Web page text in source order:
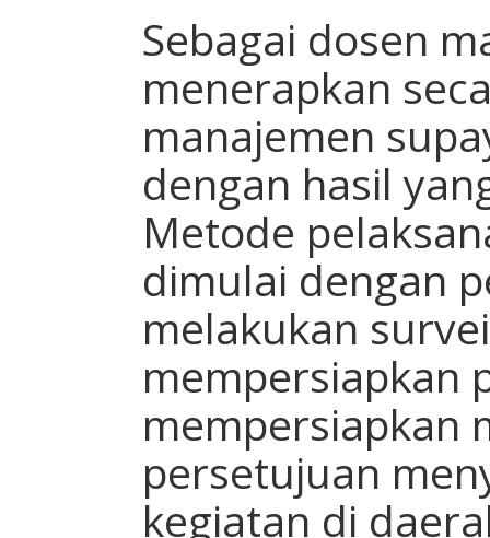
Sebagai dosen
menerapkan
manajemen
dengan hasil
Metode
dimulai dengan
melakukan
mempersiapkan
mempersiapkan
persetujuan
kegiatan di